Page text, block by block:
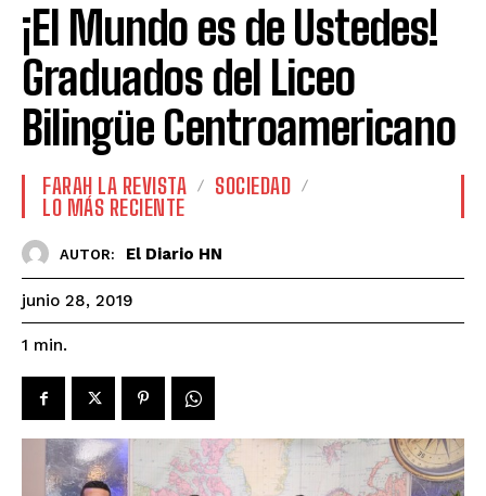
¡El Mundo es de Ustedes!
Graduados del Liceo
Bilingüe Centroamericano
FARAH LA REVISTA
SOCIEDAD
LO MÁS RECIENTE
AUTOR: El Diario HN
junio 28, 2019
1 min.